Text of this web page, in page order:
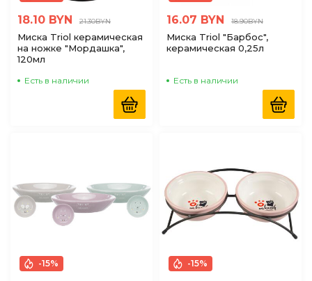
18.10 BYN 21.30BYN
Миска Triol керамическая
на ножке "Мордашка",
120мл
Есть в наличии
16.07 BYN 18.90BYN
Миска Triol "Барбос",
керамическая 0,25л
Есть в наличии
-15% -15%